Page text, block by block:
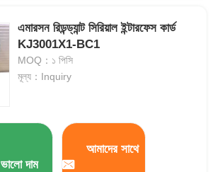
এমারসন রিডন্ড্যান্ট সিরিয়াল ইন্টারফেস কার্ড
KJ3001X1-BC1
MOQ：১ পিসি
মূল্য：Inquiry
ভালো দাম
আমাদের সাথে